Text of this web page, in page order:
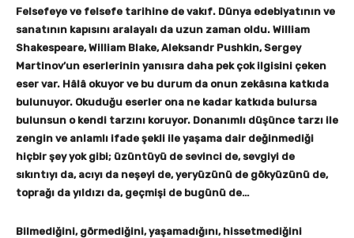
Felsefeye ve felsefe tarihine de vakıf. Dünya edebiyatının ve
sanatının kapısını aralayalı da uzun zaman oldu. William
Shakespeare, William Blake, Aleksandr Pushkin, Sergey
Martinov’un eserlerinin yanısıra daha pek çok ilgisini çeken
eser var. Hâlâ okuyor ve bu durum da onun zekâsına katkıda
bulunuyor. Okuduğu eserler ona ne kadar katkıda bulursa
bulunsun o kendi tarzını koruyor. Donanımlı düşünce tarzı ile
zengin ve anlamlı ifade şekli ile yaşama dair değinmediği
hiçbir şey yok gibi; üzüntüyü de sevinci de, sevgiyi de
sıkıntıyı da, acıyı da neşeyi de, yeryüzünü de gökyüzünü de,
toprağı da yıldızı da, geçmişi de bugünü de…
Bilmediğini, görmediğini, yaşamadığını, hissetmediğini